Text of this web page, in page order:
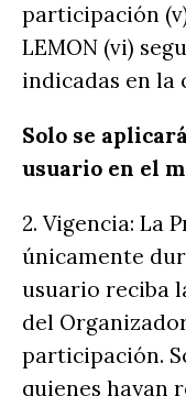
participación
LEMON (vi)
indicadas en la
Solo se
usuario en el
2. Vigencia: La
únicamente
usuario reciba
del
participación.
quienes hayan